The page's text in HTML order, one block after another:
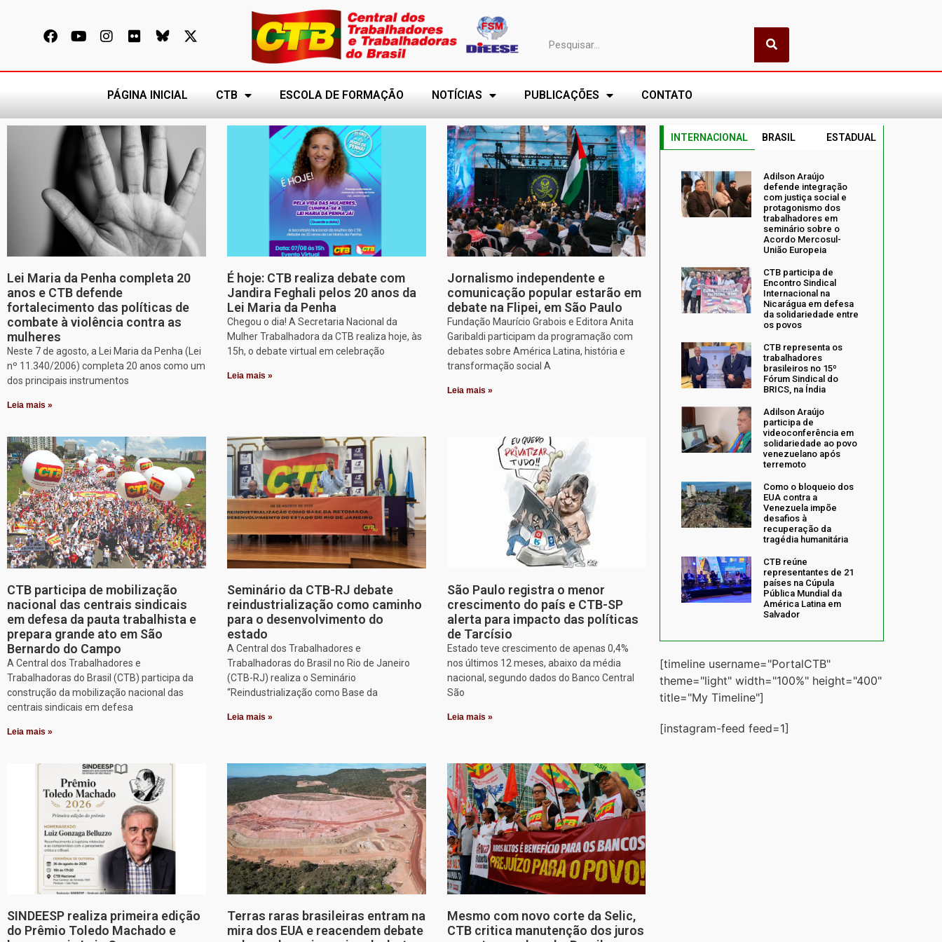
PÁGINA INICIAL CTB ESCOLA DE FORMAÇÃO NOTÍCIAS PUBLICAÇÕES CONTATO
Lei Maria da Penha completa 20
anos e CTB defende
fortalecimento das políticas de
combate à violência contra as
mulheres
Neste 7 de agosto, a Lei Maria da Penha (Lei
nº 11.340/2006) completa 20 anos como um
dos principais instrumentos
Leia mais »
É hoje: CTB realiza debate com
Jandira Feghali pelos 20 anos da
Lei Maria da Penha
Chegou o dia! A Secretaria Nacional da
Mulher Trabalhadora da CTB realiza hoje, às
15h, o debate virtual em celebração
Leia mais »
Jornalismo independente e
comunicação popular estarão em
debate na Flipei, em São Paulo
Fundação Maurício Grabois e Editora Anita
Garibaldi participam da programação com
debates sobre América Latina, história e
transformação social A
Leia mais »
CTB participa de mobilização
nacional das centrais sindicais
em defesa da pauta trabalhista e
prepara grande ato em São
Bernardo do Campo
A Central dos Trabalhadores e
Trabalhadoras do Brasil (CTB) participa da
construção da mobilização nacional das
centrais sindicais em defesa
Leia mais »
Seminário da CTB-RJ debate
reindustrialização como caminho
para o desenvolvimento do
estado
A Central dos Trabalhadores e
Trabalhadoras do Brasil no Rio de Janeiro
(CTB-RJ) realiza o Seminário
“Reindustrialização como Base da
Leia mais »
São Paulo registra o menor
crescimento do país e CTB-SP
alerta para impacto das políticas
de Tarcísio
Estado teve crescimento de apenas 0,4%
nos últimos 12 meses, abaixo da média
nacional, segundo dados do Banco Central
São
Leia mais »
SINDEESP realiza primeira edição
do Prêmio Toledo Machado e
Terras raras brasileiras entram na
mira dos EUA e reacendem debate
Mesmo com novo corte da Selic,
CTB critica manutenção dos juros
INTERNACIONAL BRASIL ESTADUAL
Adilson Araújo
defende integração
com justiça social e
protagonismo dos
trabalhadores em
seminário sobre o
Acordo Mercosul-
União Europeia
CTB participa de
Encontro Sindical
Internacional na
Nicarágua em defesa
da solidariedade entre
os povos
CTB representa os
trabalhadores
brasileiros no 15º
Fórum Sindical do
BRICS, na Índia
Adilson Araújo
participa de
videoconferência em
solidariedade ao povo
venezuelano após
terremoto
Como o bloqueio dos
EUA contra a
Venezuela impõe
desafios à
recuperação da
tragédia humanitária
CTB reúne
representantes de 21
países na Cúpula
Pública Mundial da
América Latina em
Salvador
[timeline username="PortalCTB"
theme="light" width="100%" height="400"
title="My Timeline"]
[instagram-feed feed=1]